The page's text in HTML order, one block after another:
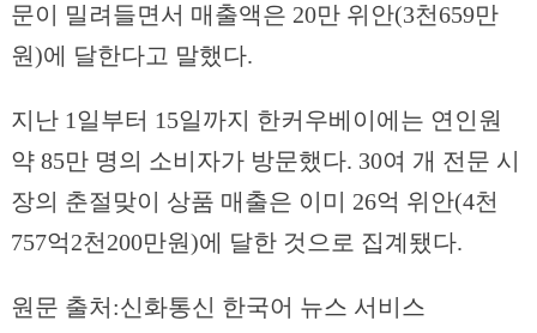
문이 밀려들면서 매출액은 20만 위안(3천659만
원)에 달한다고 말했다.
지난 1일부터 15일까지 한커우베이에는 연인원
약 85만 명의 소비자가 방문했다. 30여 개 전문 시
장의 춘절맞이 상품 매출은 이미 26억 위안(4천
757억2천200만원)에 달한 것으로 집계됐다.
원문 출처:신화통신 한국어 뉴스 서비스